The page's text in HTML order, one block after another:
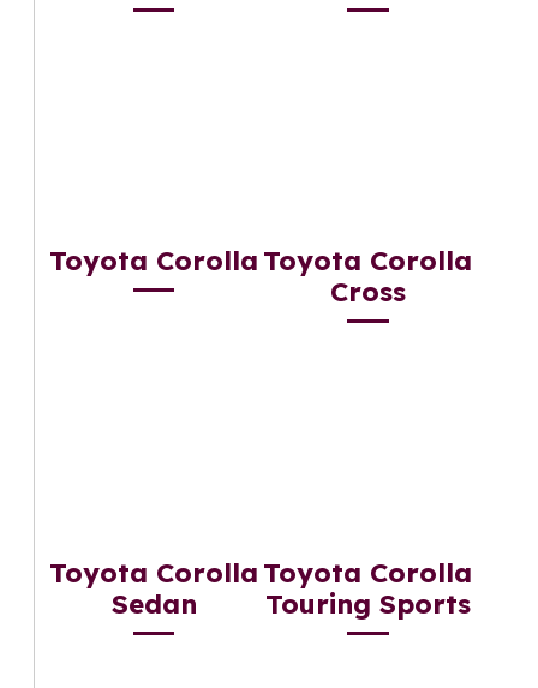
Toyota Corolla Toyota Corolla
Cross
Toyota Corolla
Sedan
Toyota Corolla
Touring Sports